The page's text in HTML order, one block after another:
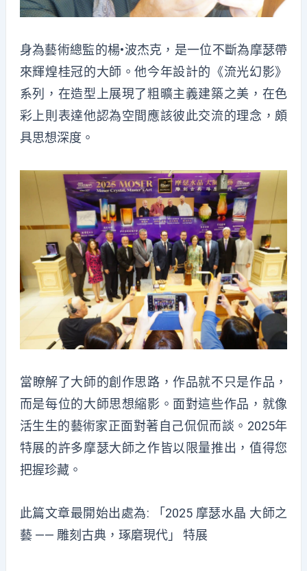
身為藝術總監的楊•波杰克，是一位不斷為摩瑟帶
來輝煌桂冠的大師。他今年設計的《流光幻影》
系列，在造型上展現了粗曠主義建築之美，在色
彩上則表達他認為空間應該彼此交流的理念，頗
具思想深度。
當瞭解了大師的創作思路，作品就不只是作品，
而是每位的大師思想縮影。面對這些作品，就像
活生生的藝術家正面對著自己侃侃而談。 2025年
特展的許多摩瑟大師之作皆以限量推出 ，值得您
把握珍藏。
此篇文章最開始出處為:
「2025 摩瑟水晶 大師之
藝 ―― 雕刻古典，琢磨現代」 特展